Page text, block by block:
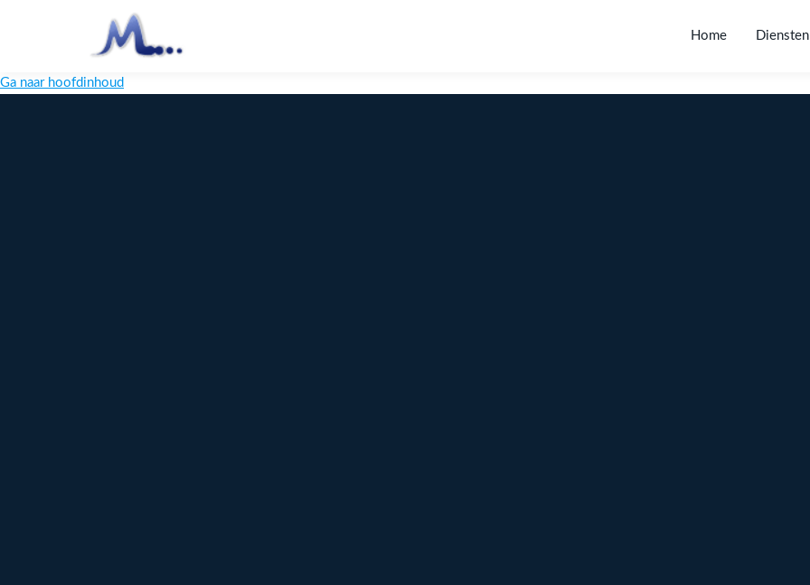
Home Diensten
Ga naar hoofdinhoud